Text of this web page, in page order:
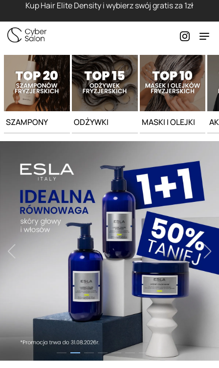
Kup Hair Elite Density i wybierz swój gratis za 1zł
SZAMPONY ODŻYWKI MASKI I OLEJKI
Strona główna - Cyber Salon